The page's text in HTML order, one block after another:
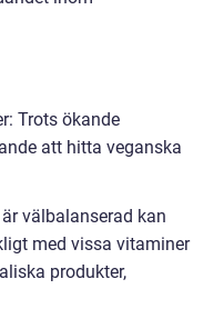
Trots ökande
att hitta veganska
välbalanserad kan
med vissa vitaminer
produkter,